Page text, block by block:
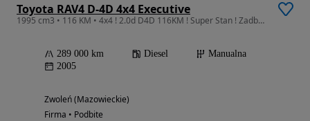
Toyota RAV4 D-4D 4x4 Executive
1995 cm3 • 116 KM • 4x4 ! 2.0d D4D 116KM ! Super Stan ! Zadbana ! Zarejestrowana !
289 000 km Diesel
Manualna
2005
Zwoleń (Mazowieckie)
Firma • Podbite